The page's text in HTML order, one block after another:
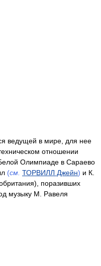
ведущей в мире, для нее
отношении
Олимпиаде в Сараево
(см. ТОРВИЛЛ Джейн) и К.
поразивших
музыку М. Равеля